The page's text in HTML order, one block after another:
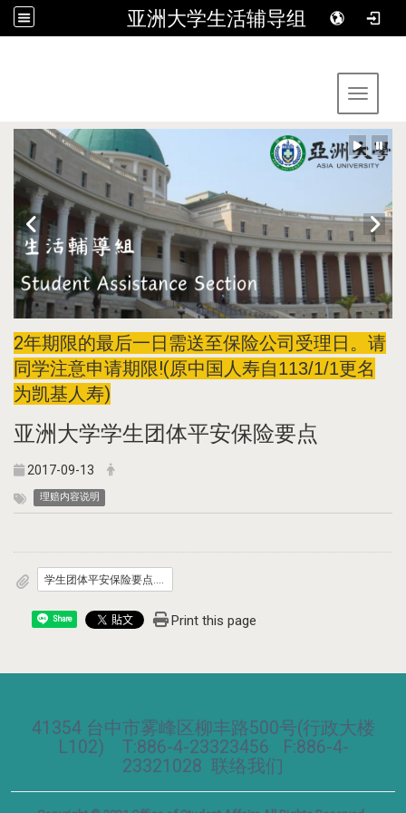
亚洲大学生活辅导组
Toggle
2年期限的最后一日需送至保险公司受理日。请
同学注意申请期限!(原中国人寿自113/1/1更名
为凯基人寿)
亚洲大学学生团体平安保险要点
2017-09-13
理赔内容说明
Share Print this page
41354 台中市雾峰区柳丰路500号(行政大楼
L102) T:886-4-23323456 F:886-4-
23321028 联络我们